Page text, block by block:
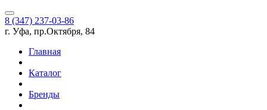
8 (347) 237-03-86
г. Уфа, пр.Октября, 84
Главная
Каталог
Бренды